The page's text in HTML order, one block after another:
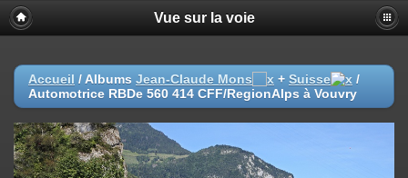
Vue sur la voie
Accueil / Albums Jean-Claude Mons + Suisse
/
Automotrice RBDe 560 414 CFF/RegionAlps à Vouvry